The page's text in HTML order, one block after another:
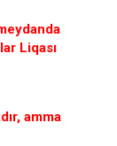
Liqası
amma